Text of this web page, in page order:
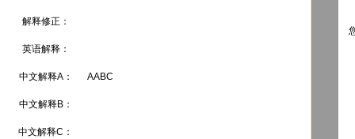
解释修正：
英语解释：
中文解释A： AABC
中文解释B：
中文解释C：